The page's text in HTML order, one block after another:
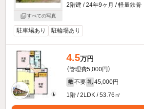
すべての写真
2階建 / 24年9ヶ月 / 軽量鉄骨
駐車場あり 駐輪場あり
4.5万円
（管理費5,000円）
敷 不要 礼 45,000円
1階 / 2LDK / 53.76㎡